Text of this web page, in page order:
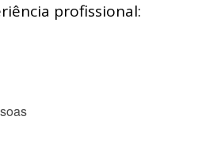
profissional: